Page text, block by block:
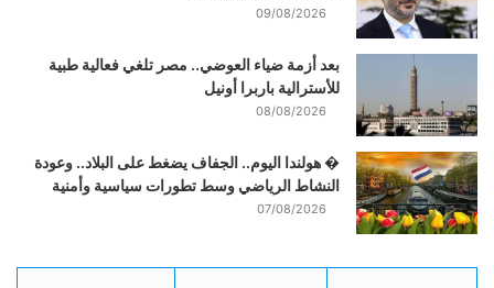
09/08/2026
بعد أزمة ضياء العوضي.. مصر تلغي فعالية طبية
للأسترالية باربرا أونيل
08/08/2026
� هولندا اليوم.. الجفاف يضغط على البلاد.. وعودة
النشاط الرياضي وسط تطورات سياسية وأمنية
07/08/2026